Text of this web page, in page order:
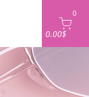
0
0.00$